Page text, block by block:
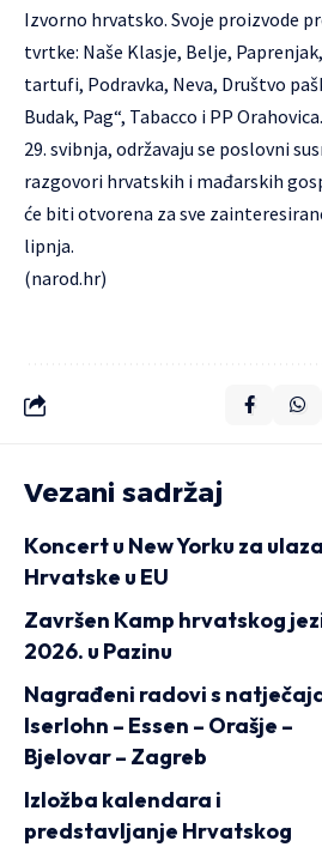
Izvorno hrvatsko. Svoje proizvode
tvrtke: Naše Klasje, Belje,
tartufi, Podravka, Neva, Društvo
Budak, Pag“, Tabacco i PP
29. svibnja, održavaju se poslovni
razgovori hrvatskih i mađarskih
će biti otvorena za sve
lipnja.
(narod.hr)
Vezani sadržaj
Koncert u New Yorku za
Hrvatske u EU
Završen Kamp hrvatskog
2026. u Pazinu
Nagrađeni radovi s
Iserlohn – Essen – Orašje –
Bjelovar – Zagreb
Izložba kalendara i
predstavljanje Hrvatskog